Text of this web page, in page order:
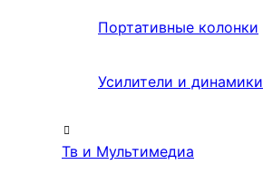
Портативные колонки
Усилители и динамики
Тв и Мультимедиа